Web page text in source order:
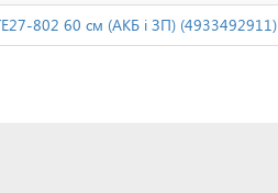
802 60 см (АКБ і ЗП) (4933492911)